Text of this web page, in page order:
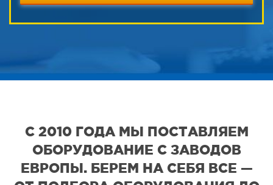
С 2010 ГОДА МЫ ПОСТАВЛЯЕМ
ОБОРУДОВАНИЕ С ЗАВОДОВ
ЕВРОПЫ. БЕРЕМ НА СЕБЯ ВСЕ —